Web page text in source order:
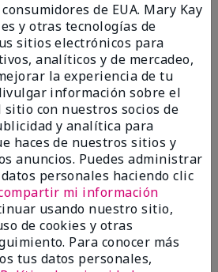
Lash Love® Mascara
de EUA. Mary Kay
y otras tecnologías de
sitios electrónicos para
analíticos y de mercadeo,
la experiencia de tu
información sobre el
sitio con nuestros socios de
y analítica para
haces de nuestros sitios y
anuncios. Puedes administrar
personales haciendo clic
mi información
usando nuestro sitio,
de cookies y otras
Para conocer más
tus datos personales,